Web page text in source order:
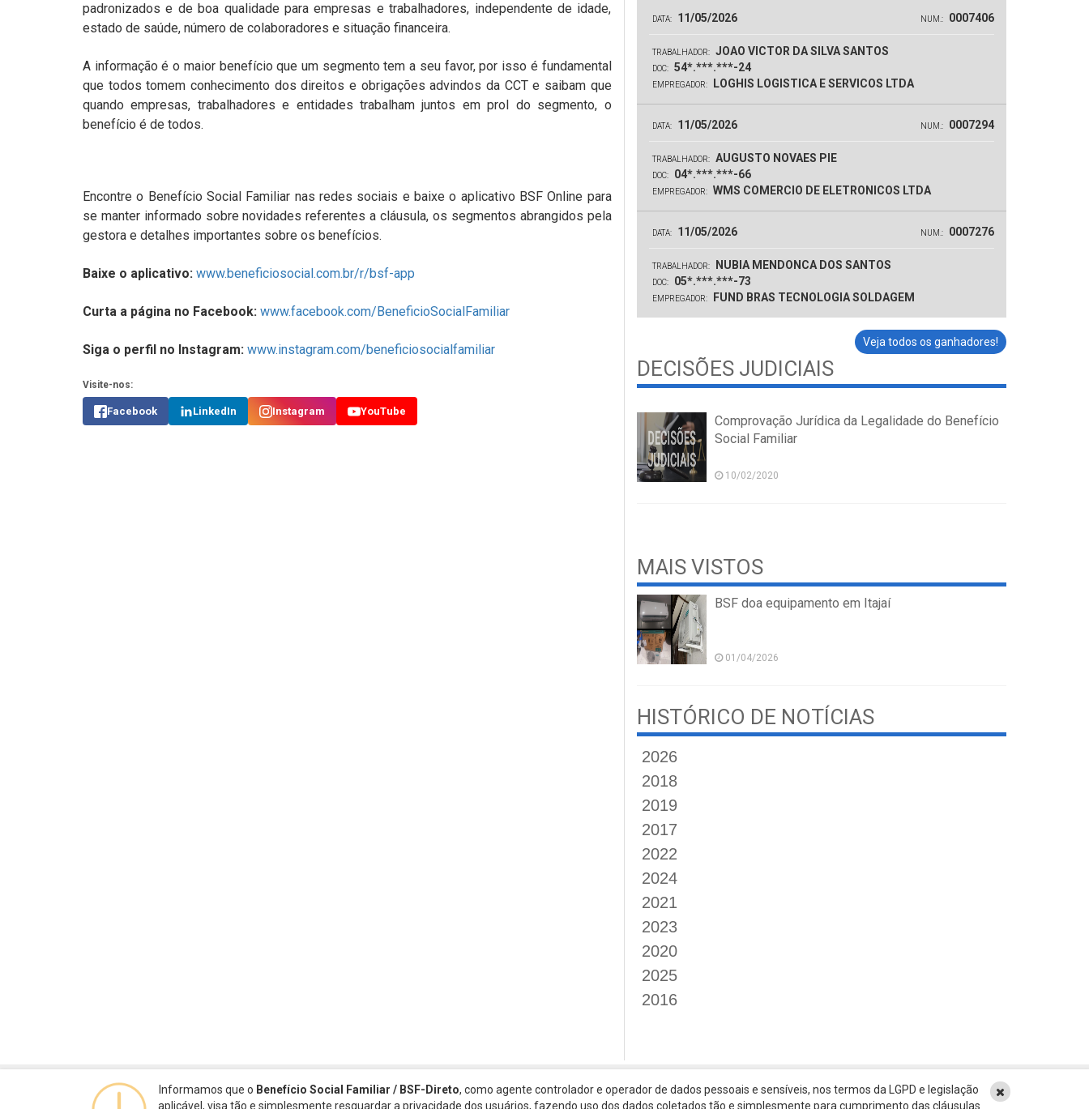
Informamos que o Benefício Social Familiar / BSF-Direto, como agente controlador e operador de dados pessoais e sensíveis, nos termos da LGPD e legislação
aplicável, visa tão e simplesmente resguardar a privacidade dos usuários, fazendo uso dos dados coletados tão e simplesmente para cumprimento das cláusulas
padronizados e de boa qualidade para empresas e trabalhadores, independente de idade,
estado de saúde, número de colaboradores e situação financeira.
A informação é o maior benefício que um segmento tem a seu favor, por isso é fundamental
que todos tomem conhecimento dos direitos e obrigações advindos da CCT e saibam que
quando empresas, trabalhadores e entidades trabalham juntos em prol do segmento, o
benefício é de todos.
Encontre o Benefício Social Familiar nas redes sociais e baixe o aplicativo BSF Online para
se manter informado sobre novidades referentes a cláusula, os segmentos abrangidos pela
gestora e detalhes importantes sobre os benefícios.
Baixe o aplicativo: www.beneficiosocial.com.br/r/bsf-app
Curta a página no Facebook: www.facebook.com/BeneficioSocialFamiliar
Siga o perfil no Instagram: www.instagram.com/beneficiosocialfamiliar
Visite-nos:
Facebook LinkedIn Instagram YouTube
DATA: 11/05/2026 NUM.: 0007406
TRABALHADOR: JOAO VICTOR DA SILVA SANTOS
DOC: 54*.***.***-24
EMPREGADOR: LOGHIS LOGISTICA E SERVICOS LTDA
DATA: 11/05/2026 NUM.: 0007294
TRABALHADOR: AUGUSTO NOVAES PIE
DOC: 04*.***.***-66
EMPREGADOR: WMS COMERCIO DE ELETRONICOS LTDA
DATA: 11/05/2026 NUM.: 0007276
TRABALHADOR: NUBIA MENDONCA DOS SANTOS
DOC: 05*.***.***-73
EMPREGADOR: FUND BRAS TECNOLOGIA SOLDAGEM
Veja todos os ganhadores!
DECISÕES JUDICIAIS
Comprovação Jurídica da Legalidade do Benefício
Social Familiar
10/02/2020
MAIS VISTOS
BSF doa equipamento em Itajaí
01/04/2026
HISTÓRICO DE NOTÍCIAS
2026
2018
2019
2017
2022
2024
2021
2023
2020
2025
2016